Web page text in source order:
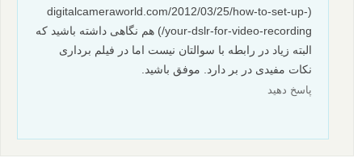
(digitalcameraworld.com/2012/03/25/how-to-set-up-
your-dslr-for-video-recording/) هم نگاهی داشته باشید که
البته زیاد در رابطه با سوالتان نیست اما در فیلم برداری
نکات مفیدی در بر دارد. موفق باشید.
پاسخ دهید